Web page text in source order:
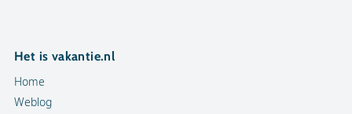
Het is vakantie.nl
Home
Weblog